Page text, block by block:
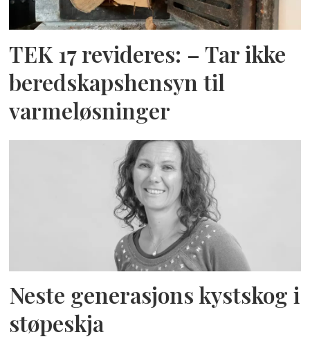
TEK 17 revideres: – Tar ikke
beredskapshensyn til
varmeløsninger
Neste generasjons kystskog i
støpeskja